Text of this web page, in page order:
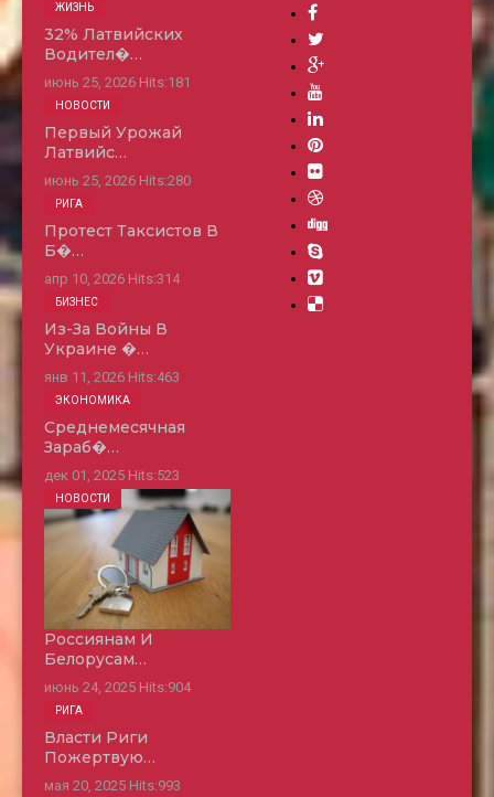
32% Латвийских
Водител�…
июнь 25, 2026 Hits:181
ЖИЗНЬ
Первый Урожай
Латвийс…
июнь 25, 2026 Hits:280
НОВОСТИ
Протест Таксистов В
Б�…
апр 10, 2026 Hits:314
РИГА
Из-За Войны В
Украине �…
янв 11, 2026 Hits:463
БИЗНЕС
Среднемесячная
Зараб�…
дек 01, 2025 Hits:523
ЭКОНОМИКА
Россиянам И
Белорусам…
июнь 24, 2025 Hits:904
НОВОСТИ
Власти Риги
Пожертвую…
мая 20, 2025 Hits:993
РИГА